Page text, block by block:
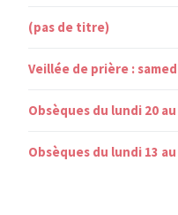
(pas de titre)
Veillée de prière :
Obsèques du lundi 20
Obsèques du lundi 13